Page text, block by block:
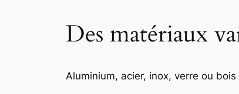
Des matériaux
Aluminium, acier, inox, verre ou